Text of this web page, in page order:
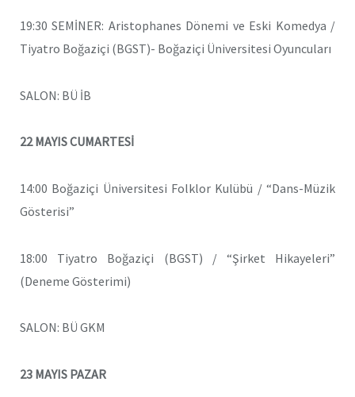
19:30 SEMİNER: Aristophanes Dönemi ve Eski Komedya /
Tiyatro Boğaziçi (BGST)- Boğaziçi Üniversitesi Oyuncuları
SALON: BÜ İB
22 MAYIS CUMARTESİ
14:00 Boğaziçi Üniversitesi Folklor Kulübü / “Dans-Müzik
Gösterisi”
18:00 Tiyatro Boğaziçi (BGST) / “Şirket Hikayeleri”
(Deneme Gösterimi)
SALON: BÜ GKM
23 MAYIS PAZAR